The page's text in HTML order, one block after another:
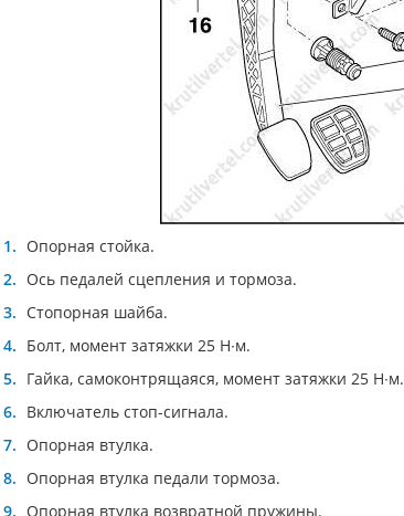
Опорная стойка.
Ось педалей сцепления и тормоза.
Стопорная шайба.
Болт, момент затяжки 25 Н∙м.
Гайка, самоконтрящаяся, момент затяжки 25 Н∙м.
Включатель стоп-сигнала.
Опорная втулка.
Опорная втулка педали тормоза.
Опорная втулка возвратной пружины.